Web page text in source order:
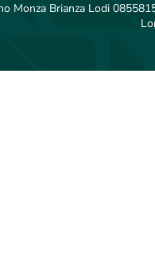
Monza Brianza Lodi